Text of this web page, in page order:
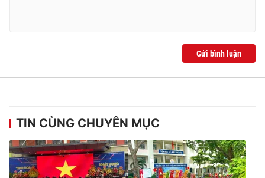
Tổng đài VTV:
024.38 355 931 - 024.38 355 932
Ðiện thoại Thời báo VTV: 024.66 897 897
Email:toasoan@vtv.vn
Liên hệ quảng cáo:
024-7300.7108
Gửi bình luận
TIN CÙNG CHUYÊN MỤC